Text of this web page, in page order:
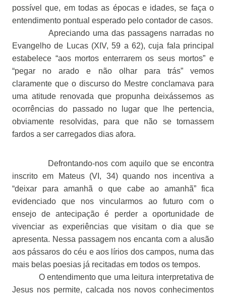
possível que, em todas as épocas e idades, se faça o
entendimento pontual esperado pelo contador de casos.
Apreciando uma das passagens narradas no
Evangelho de Lucas (XIV, 59 a 62), cuja fala principal
estabelece “aos mortos enterrarem os seus mortos” e
“pegar no arado e não olhar para trás” vemos
claramente que o discurso do Mestre conclamava para
uma atitude renovada que propunha deixássemos as
ocorrências do passado no lugar que lhe pertencia,
obviamente resolvidas, para que não se tornassem
fardos a ser carregados dias afora.
Defrontando-nos com aquilo que se encontra
inscrito em Mateus (VI, 34) quando nos incentiva a
“deixar para amanhã o que cabe ao amanhã” fica
evidenciado que nos vincularmos ao futuro com o
ensejo de antecipação é perder a oportunidade de
vivenciar as experiências que visitam o dia que se
apresenta. Nessa passagem nos encanta com a alusão
aos pássaros do céu e aos lírios dos campos, numa das
mais belas poesias já recitadas em todos os tempos.
O entendimento que uma leitura interpretativa de
Jesus nos permite, calcada nos novos conhecimentos